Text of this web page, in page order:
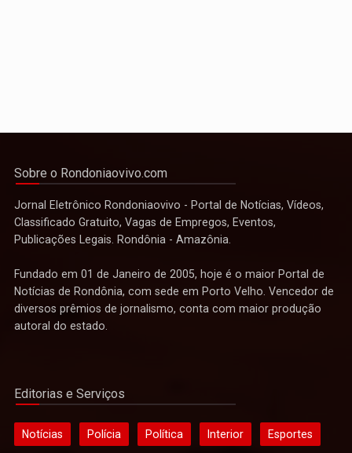
Sobre o Rondoniaovivo.com
Jornal Eletrônico Rondoniaovivo - Portal de Notícias, Vídeos,
Classificado Gratuito, Vagas de Empregos, Eventos,
Publicações Legais. Rondônia - Amazônia.
Fundado em 01 de Janeiro de 2005, hoje é o maior Portal de
Notícias de Rondônia, com sede em Porto Velho. Vencedor de
diversos prêmios de jornalismo, conta com maior produção
autoral do estado.
Editorias e Serviços
Notícias Polícia Política Interior Esportes